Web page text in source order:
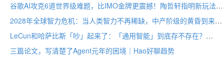
谷歌AI攻克6道世界级难题，比IMO金牌更震撼！陶哲轩指明新玩法
2028年全球智力危机：当人类智力不再稀缺，中产阶级的黄昏到来？
LeCun和哈萨比斯「吵」起来了：「通用智能」到底存不存在？
三篇论文，写清楚了Agent元年的困境｜Hao好聊趋势